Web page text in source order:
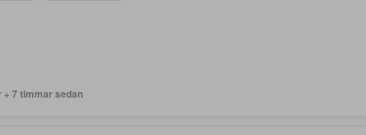
+ 7 timmar sedan